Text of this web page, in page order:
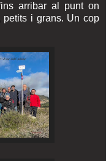
arribar al punt on
petits i grans. Un cop